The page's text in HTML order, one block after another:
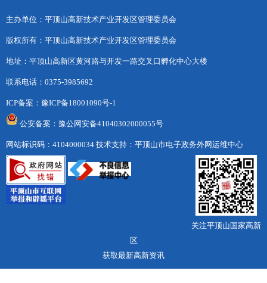
主办单位：平顶山高新技术产业开发区管理委员会
版权所有：平顶山高新技术产业开发区管理委员会
地址：平顶山高新区黄河路与开发一路交叉口孵化中心大楼
联系电话：0375-3985692
ICP备案： 豫ICP备18001090号-1
公安备案：豫公网安备41040302000055号
网站标识码：4104000034 技术支持：平顶山市电子政务外网运维中心
关注平顶山国家高新
区
获取最新高新资讯